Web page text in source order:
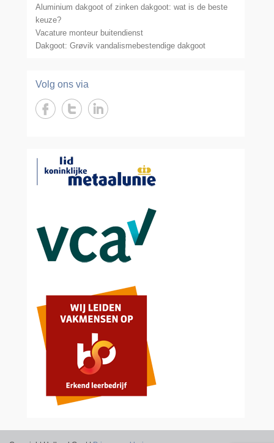
Aluminium dakgoot of zinken dakgoot: wat is de beste
keuze?
Vacature monteur buitendienst
Dakgoot: Grøvik vandalismebestendige dakgoot
Volg ons via